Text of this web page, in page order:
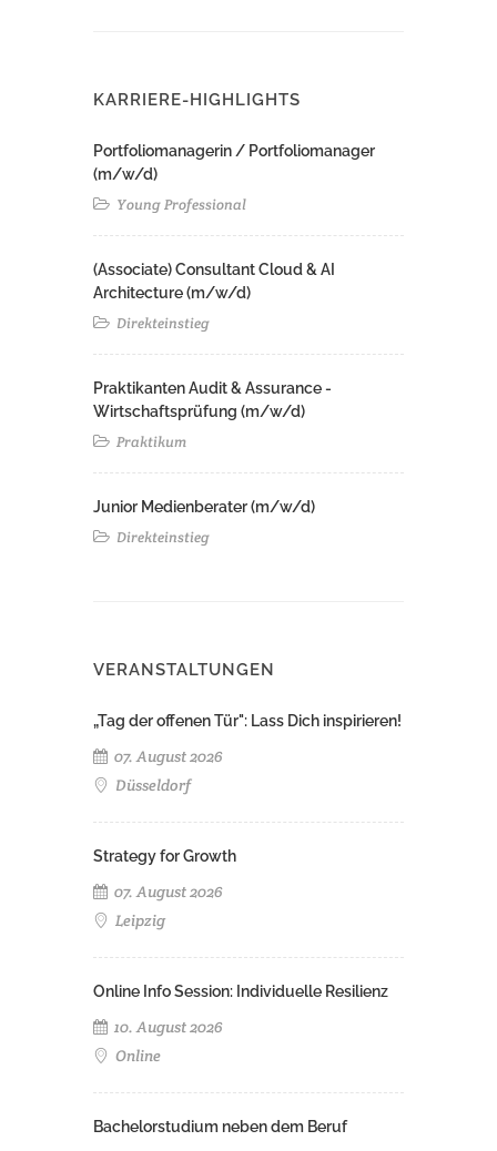
KARRIERE-HIGHLIGHTS
Portfoliomanagerin / Portfoliomanager
(m/w/d)
Young Professional
(Associate) Consultant Cloud & AI
Architecture (m/w/d)​ ​
Direkteinstieg
Praktikanten Audit & Assurance -
Wirtschaftsprüfung (m/w/d)
Praktikum
Junior Medienberater (m/w/d)
Direkteinstieg
VERANSTALTUNGEN
„Tag der offenen Tür": Lass Dich inspirieren!
07. August 2026
Düsseldorf
Strategy for Growth
07. August 2026
Leipzig
Online Info Session: Individuelle Resilienz
10. August 2026
Online
Bachelorstudium neben dem Beruf